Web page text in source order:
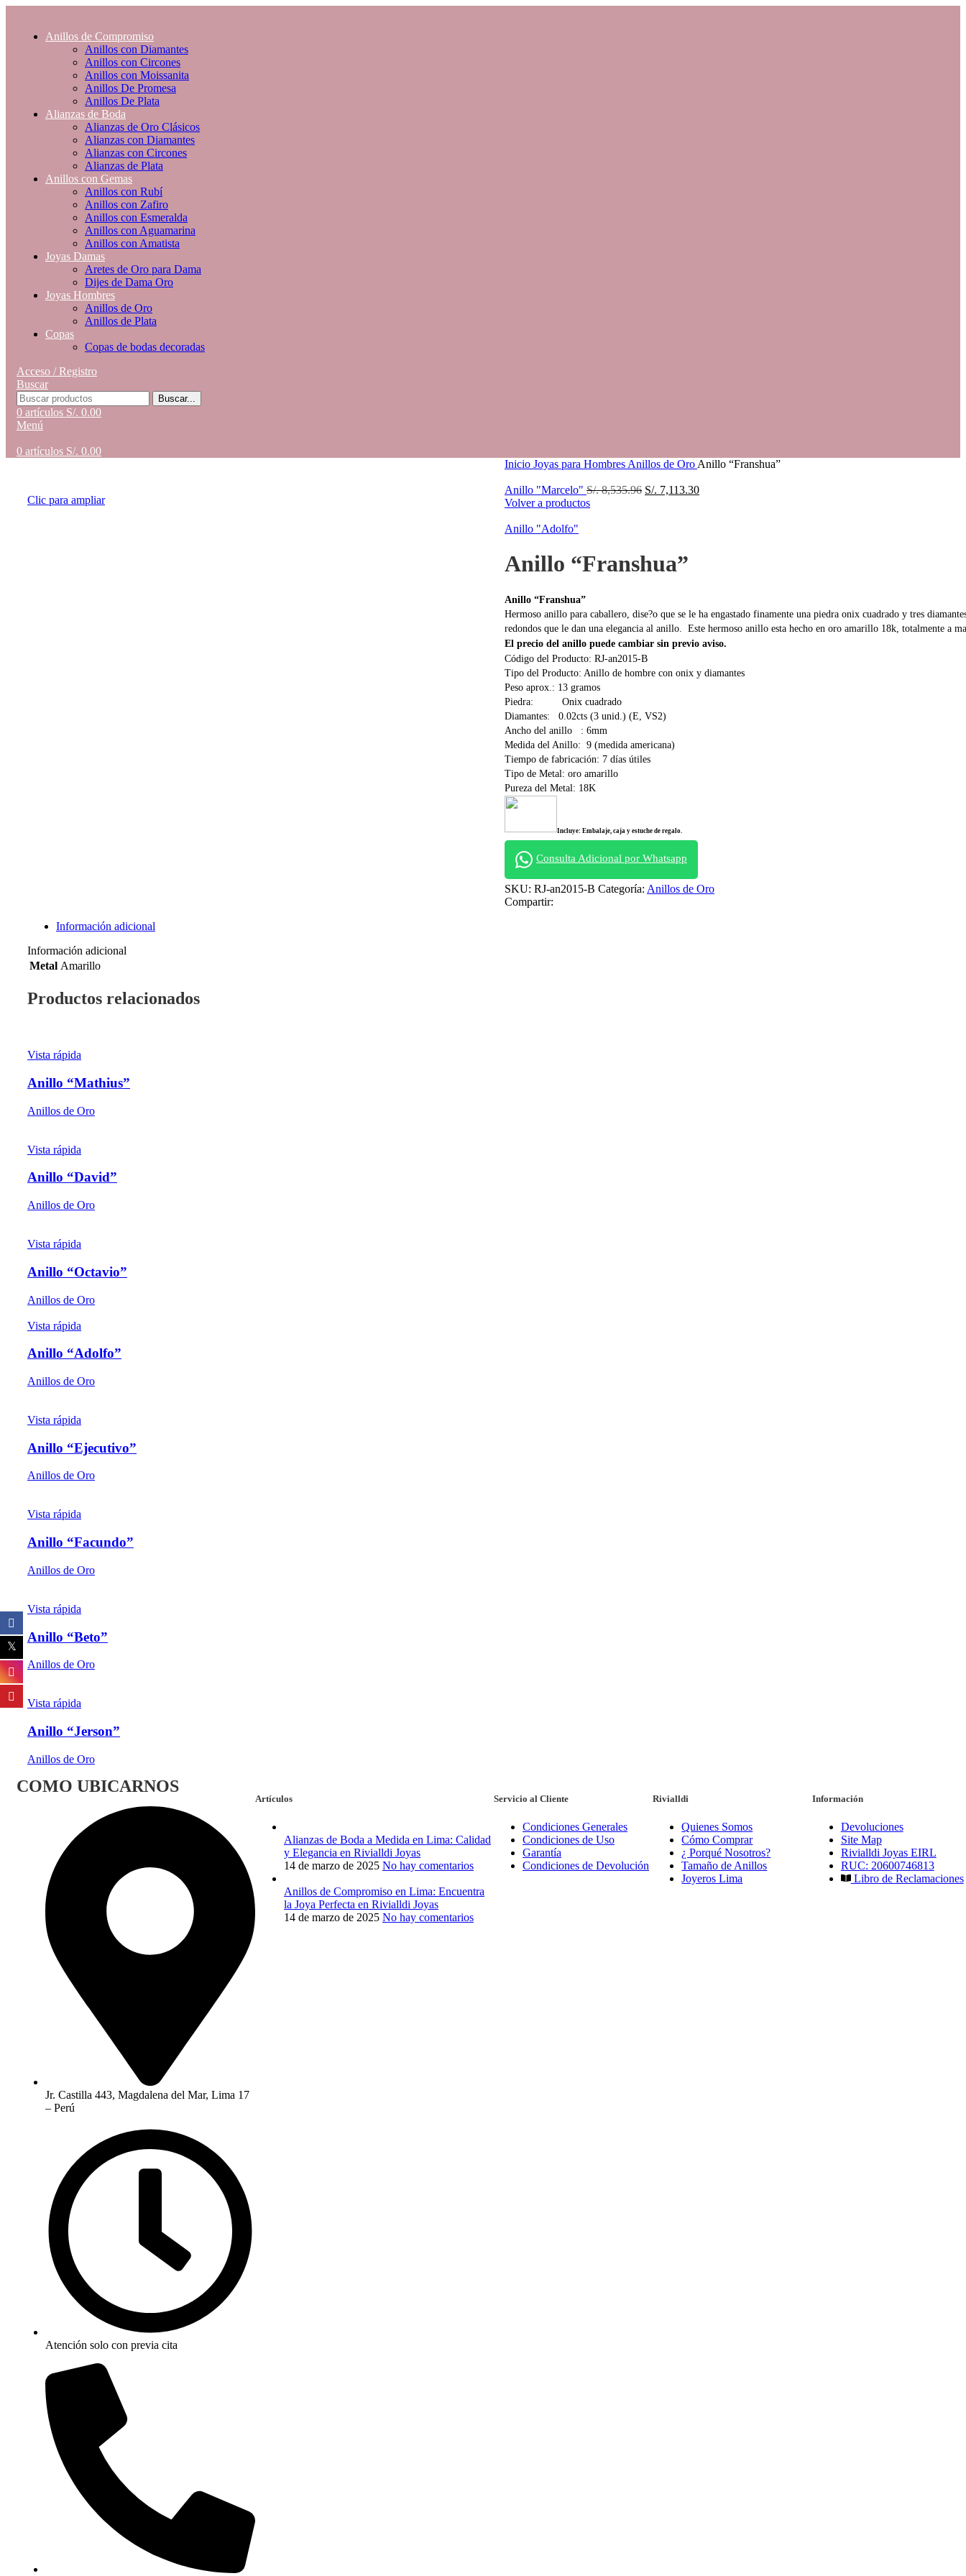
Anillos de Compromiso
Anillos con Diamantes
Anillos con Circones
Anillos con Moissanita
Anillos De Promesa
Anillos De Plata
Alianzas de Boda
Alianzas de Oro Clásicos
Alianzas con Diamantes
Alianzas con Circones
Alianzas de Plata
Anillos con Gemas
Anillos con Rubí
Anillos con Zafiro
Anillos con Esmeralda
Anillos con Aguamarina
Anillos con Amatista
Joyas Damas
Aretes de Oro para Dama
Dijes de Dama Oro
Joyas Hombres
Anillos de Oro
Anillos de Plata
Copas
Copas de bodas decoradas
Acceso / Registro
Buscar
Buscar...
0 artículos S/. 0.00
Menú
0 artículos S/. 0.00
Clic para ampliar
Inicio Joyas para Hombres Anillos de Oro Anillo “Franshua”
Anillo "Marcelo" S/.8,535.96 S/. 7,113.30
Volver a productos
Anillo "Adolfo"
Anillo “Franshua”
Anillo “Franshua”
Hermoso anillo para caballero, dise?o que se le ha engastado finamente una piedra onix cuadrado y tres
redondos que le dan una elegancia al anillo. Este hermoso anillo esta hecho en oro amarillo 18k, totalmente a
El precio del anillo puede cambiar sin previo aviso.
Código del Producto: RJ-an2015-B
Tipo del Producto: Anillo de hombre con onix y diamantes
Peso aprox.: 13 gramos
Piedra: Onix cuadrado
Diamantes: 0.02cts (3 unid.) (E, VS2)
Ancho del anillo : 6mm
Medida del Anillo: 9 (medida americana)
Tiempo de fabricación: 7 días útiles
Tipo de Metal: oro amarillo
Pureza del Metal: 18K
Incluye: Embalaje, caja y estuche de regalo.
Consulta Adicional por Whatsapp
SKU: RJ-an2015-B Categoría: Anillos de Oro
Compartir:
Información adicional
Información adicional
Metal Amarillo
Productos relacionados
Vista rápida
Anillo “Mathius”
Anillos de Oro
Vista rápida
Anillo “David”
Anillos de Oro
Vista rápida
Anillo “Octavio”
Anillos de Oro
Vista rápida
Anillo “Adolfo”
Anillos de Oro
Vista rápida
Anillo “Ejecutivo”
Anillos de Oro
Vista rápida
Anillo “Facundo”
Anillos de Oro
Vista rápida
Anillo “Beto”
Anillos de Oro
Vista rápida
Anillo “Jerson”
Anillos de Oro
COMO UBICARNOS
Jr. Castilla 443, Magdalena del Mar, Lima 17
– Perú
Atención solo con previa cita
Artículos
Alianzas de Boda a Medida en Lima: Calidad
y Elegancia en Rivialldi Joyas
14 de marzo de 2025 No hay comentarios
Anillos de Compromiso en Lima: Encuentra
la Joya Perfecta en Rivialldi Joyas
14 de marzo de 2025 No hay comentarios
Servicio al Cliente
Condiciones Generales
Condiciones de Uso
Garantía
Condiciones de Devolución
Rivialldi
Quienes Somos
Cómo Comprar
¿ Porqué Nosotros?
Tamaño de Anillos
Joyeros Lima
Información
Devoluciones
Site Map
Rivialldi Joyas EIRL
RUC: 20600746813
Libro de Reclamaciones